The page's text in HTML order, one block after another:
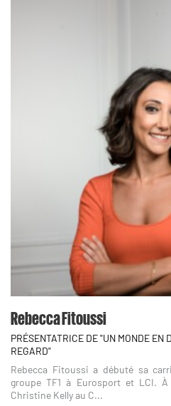
Rebecca Fitoussi
PRÉSENTATRICE DE "UN MONDE EN
REGARD"
Rebecca Fitoussi a débuté sa
groupe TF1 à Eurosport et LCI.
Christine Kelly au C...